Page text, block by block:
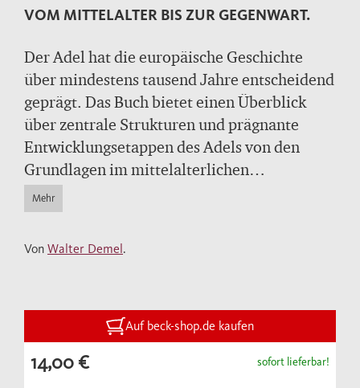
VOM MITTELALTER BIS ZUR GEGENWART.
Der Adel hat die europäische Geschichte
über mindestens tausend Jahre entscheidend
geprägt. Das Buch bietet einen Überblick
über zentrale Strukturen und prägnante
Entwicklungsetappen des Adels von den
Grundlagen im mittelalterlichen
Frankenreich bis zu seiner Entmachtung am
Anfang des 20. Jahrhunderts. Es informiert
Privilegien, Kulturformen, wirtschaftliche
einen Ausblick auf seine Rolle heute.
Mehr
Von Walter Demel.
Auf beck-shop.de kaufen
14,00 € sofort lieferbar!